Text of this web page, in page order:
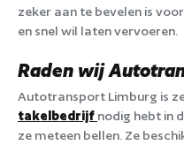
zeker aan te bevelen is
en snel wil laten vervoeren.
Raden wij
Autotransport Limburg is
takelbedrijf nodig hebt in
ze meteen bellen. Ze